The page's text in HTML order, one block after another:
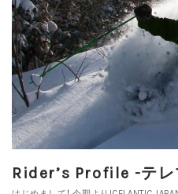
Rider’s Profile -テ